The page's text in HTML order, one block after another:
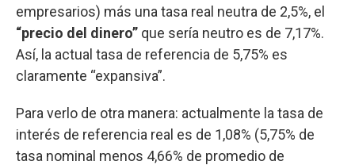
empresarios) más una tasa real neutra de 2,5%, el
“precio del dinero” que sería neutro es de 7,17%.
Así, la actual tasa de referencia de 5,75% es
claramente “expansiva”.
Para verlo de otra manera: actualmente la tasa de
interés de referencia real es de 1,08% (5,75% de
tasa nominal menos 4,66% de promedio de